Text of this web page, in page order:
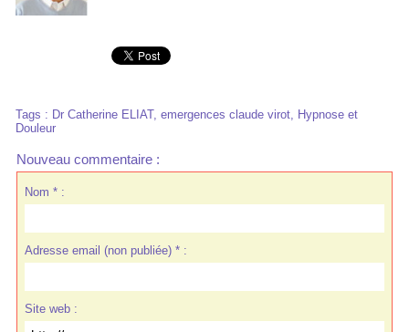
Tags : Dr Catherine ELIAT, emergences claude virot, Hypnose et
Douleur
Nouveau commentaire :
Nom * :
Adresse email (non publiée) * :
Site web :